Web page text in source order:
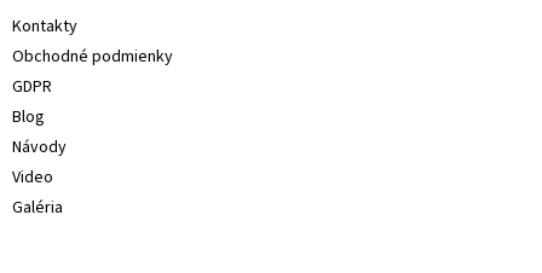
Kontakty
Obchodné podmienky
GDPR
Blog
Návody
Video
Galéria